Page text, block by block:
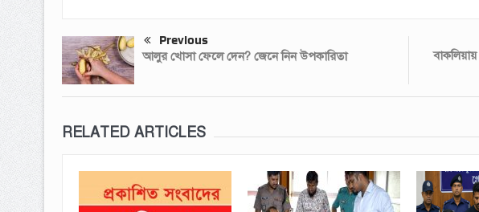
Previous
আলুর খোসা ফেলে দেন? জেনে নিন উপকারিতা
RELATED ARTICLES